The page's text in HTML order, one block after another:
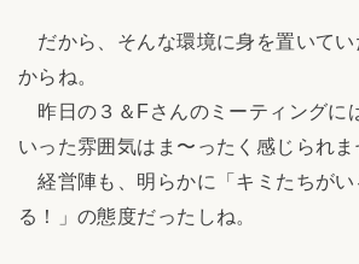
だから、そんな環境に身を置いて
からね。
昨日の３＆Fさんのミーティングに
いった雰囲気はま〜ったく感じられま
経営陣も、明らかに「キミたちがい
る！」の態度だったしね。